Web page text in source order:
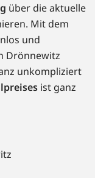
über die aktuelle
Mit dem
und
Drönnewitz
unkompliziert
ist ganz